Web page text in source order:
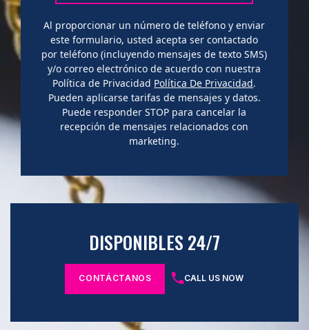
Al proporcionar un número de teléfono y enviar
este formulario, usted acepta ser contactado
por teléfono (incluyendo mensajes de texto SMS)
y/o correo electrónico de acuerdo con nuestra
Política de Privacidad Política De Privacidad.
Pueden aplicarse tarifas de mensajes y datos.
Puede responder STOP para cancelar la
recepción de mensajes relacionados con
marketing.
DISPONIBLES 24/7
CONTÁCTANOS CALL US NOW